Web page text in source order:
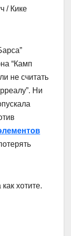
“Камп
не считать
Ни
хотите.